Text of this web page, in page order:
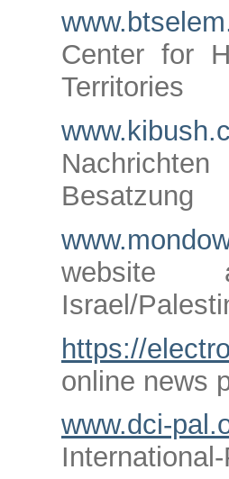
Center for
Territories
Besatzung
website
Israel/
https://
online news
www.dci-